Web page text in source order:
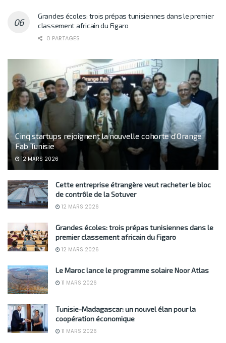
Grandes écoles: trois prépas tunisiennes dans le premier
classement africain du Figaro
0 PARTAGES
Cinq startups rejoignent la nouvelle cohorte d’Orange
Fab Tunisie
12 MARS 2026
Cette entreprise étrangère veut racheter le bloc
de contrôle de la Sotuver
12 MARS 2026
Grandes écoles: trois prépas tunisiennes dans le
premier classement africain du Figaro
12 MARS 2026
Le Maroc lance le programme solaire Noor Atlas
11 MARS 2026
Tunisie-Madagascar: un nouvel élan pour la
coopération économique
11 MARS 2026